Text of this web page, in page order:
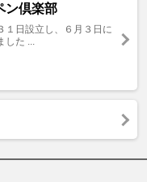
ン倶楽部
１日設立し、６月３日に
た ...